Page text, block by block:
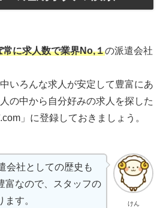
に求人数で業界No,１の派遣会社
いろんな求人が安定して豊富にあ
の中から自分好みの求人を探した
」に登録しておきましょう。
けん
会社としての歴史も
富なので、スタッフの
す。